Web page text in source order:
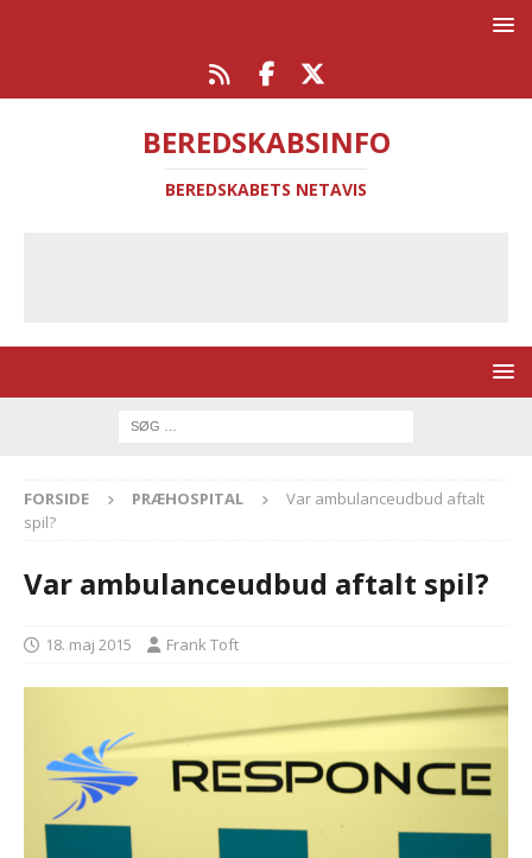
BEREDSKABSINFO
BEREDSKABETS NETAVIS
FORSIDE PRÆHOSPITAL
Var ambulanceudbud aftalt
spil?
Var ambulanceudbud aftalt spil?
18. maj 2015 Frank Toft